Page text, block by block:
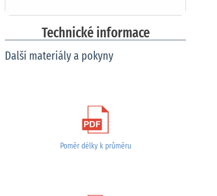
Technické informace
Další materiály a pokyny
Poměr délky k průměru